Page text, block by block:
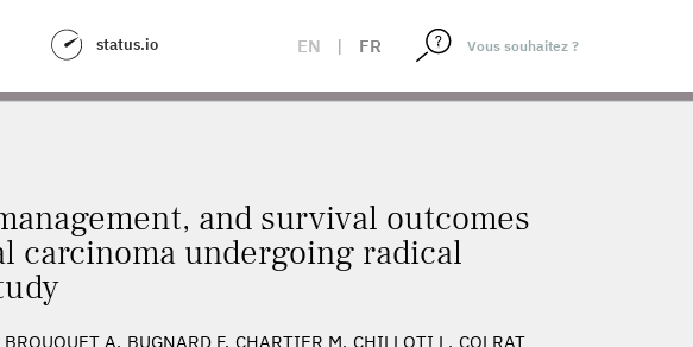
status.io EN | FR
MUSCLE-INVASIVE UROTHELIAL CARCINOMA UNDERGOING RADICAL
and survival outcomes
carcinoma undergoing radical
BROUQUET A. BUGNARD F. CHARTIER M. CHILLOTI L. COLRAT